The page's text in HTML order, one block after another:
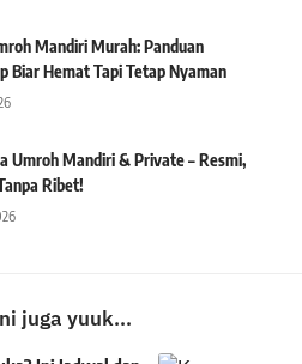
Mandiri Murah: Panduan
Biar Hemat Tapi Tetap Nyaman
Umroh Mandiri & Private – Resmi,
Ribet!
juga yuuk...